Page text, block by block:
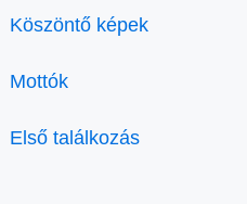
Köszöntő képek
Mottók
Első találkozás